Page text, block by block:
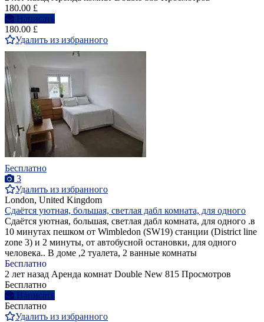
180.00 £
Написать
180.00 £
Удалить из избранного
Бесплатно
3
Удалить из избранного
London, United Kingdom
Сдаётся уютная, большая, светлая дабл комната, для одного
Сдаётся уютная, большая, светлая дабл комната, для одного .в
10 минутах пешком от Wimbledon (SW19) станции (District line
zone 3) и 2 минуты, от автобусной остановки, для одного
человека.. В доме ,2 туалета, 2 ванные комнаты
Бесплатно
2 лет назад Аренда комнат Double New 815 Просмотров
Бесплатно
Написать
Бесплатно
Удалить из избранного